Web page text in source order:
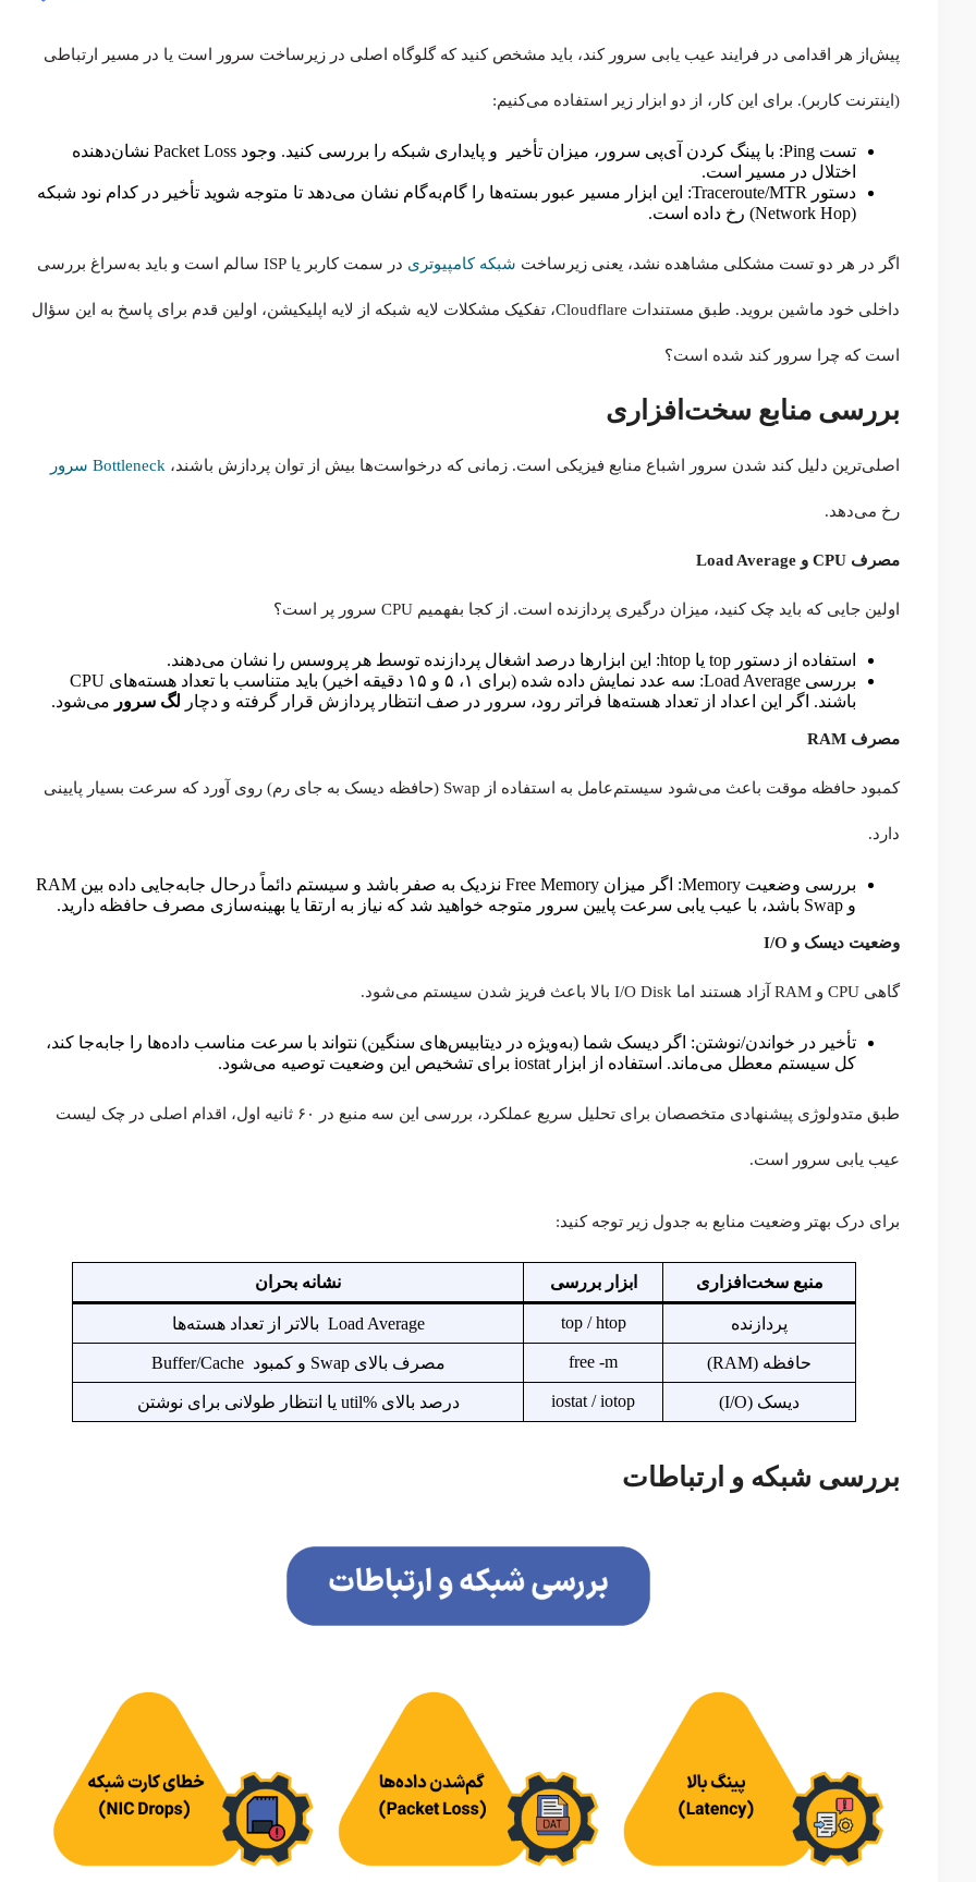
پیش‌از هر اقدامی در فرایند عیب یابی سرور کند، باید مشخص کنید که گلوگاه اصلی در زیرساخت سرور است یا در مسیر ارتباطی
(اینترنت کاربر). برای این کار، از دو ابزار زیر استفاده می‌کنیم:
تست Ping: با پینگ کردن آی‌پی سرور، میزان تأخیر و پایداری شبکه را بررسی کنید. وجود Packet Loss نشان‌دهنده
اختلال در مسیر است.
دستور Traceroute/MTR: این ابزار مسیر عبور بسته‌ها را گام‌به‌گام نشان می‌دهد تا متوجه شوید تأخیر در کدام نود شبکه
(Network Hop) رخ داده است.
اگر در هر دو تست مشکلی مشاهده نشد، یعنی زیرساخت شبکه کامپیوتری در سمت کاربر یا ISP سالم است و باید به‌سراغ بررسی
داخلی خود ماشین بروید. طبق مستندات Cloudflare، تفکیک مشکلات لایه شبکه از لایه اپلیکیشن، اولین قدم برای پاسخ به این سؤال
است که چرا سرور کند شده است؟
بررسی منابع سخت‌افزاری
اصلی‌ترین دلیل کند شدن سرور اشباع منابع فیزیکی است. زمانی که درخواست‌ها بیش از توان پردازش باشند، Bottleneck سرور
رخ می‌دهد.
مصرف CPU و Load Average
اولین جایی که باید چک کنید، میزان درگیری پردازنده است. از کجا بفهمیم CPU سرور پر است؟
استفاده از دستور top یا htop: این ابزارها درصد اشغال پردازنده توسط هر پروسس را نشان می‌دهند.
بررسی Load Average: سه عدد نمایش داده شده (برای ۱، ۵ و ۱۵ دقیقه اخیر) باید متناسب با تعداد هسته‌های CPU
باشند. اگر این اعداد از تعداد هسته‌ها فراتر رود، سرور در صف انتظار پردازش قرار گرفته و دچار لگ سرور می‌شود.
مصرف RAM
کمبود حافظه موقت باعث می‌شود سیستم‌عامل به استفاده از Swap (حافظه دیسک به جای رم) روی آورد که سرعت بسیار پایینی
دارد.
بررسی وضعیت Memory: اگر میزان Free Memory نزدیک به صفر باشد و سیستم دائماً درحال جابه‌جایی داده بین RAM
و Swap باشد، با عیب یابی سرعت پایین سرور متوجه خواهید شد که نیاز به ارتقا یا بهینه‌سازی مصرف حافظه دارید.
وضعیت دیسک و I/O
گاهی CPU و RAM آزاد هستند اما I/O Disk بالا باعث فریز شدن سیستم می‌شود.
تأخیر در خواندن/نوشتن: اگر دیسک شما (به‌ویژه در دیتابیس‌های سنگین) نتواند با سرعت مناسب داده‌ها را جابه‌جا کند،
کل سیستم معطل می‌ماند. استفاده از ابزار iostat برای تشخیص این وضعیت توصیه می‌شود.
طبق متدولوژی پیشنهادی متخصصان برای تحلیل سریع عملکرد، بررسی این سه منبع در ۶۰ ثانیه اول، اقدام اصلی در چک لیست
عیب یابی سرور است.
برای درک بهتر وضعیت منابع به جدول زیر توجه کنید:
منبع سخت‌افزاری ابزار بررسی نشانه بحران
پردازنده top / htop Load Average بالاتر از تعداد هسته‌ها
حافظه (RAM) free -m مصرف بالای Swap و کمبود Buffer/Cache
دیسک (I/O) iostat / iotop درصد بالای %util یا انتظار طولانی برای نوشتن
بررسی شبکه و ارتباطات